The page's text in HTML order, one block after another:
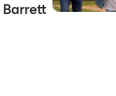
Barrett